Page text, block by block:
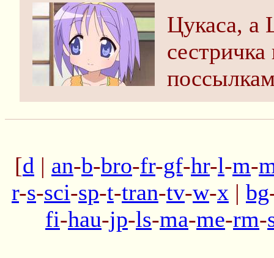
Цукаса, а
[d | an-b-bro-fr-gf-hr-l-m-
r-s-sci-sp-t-tran-tv-w-x | bg
fi-hau-jp-ls-ma-me-rm-